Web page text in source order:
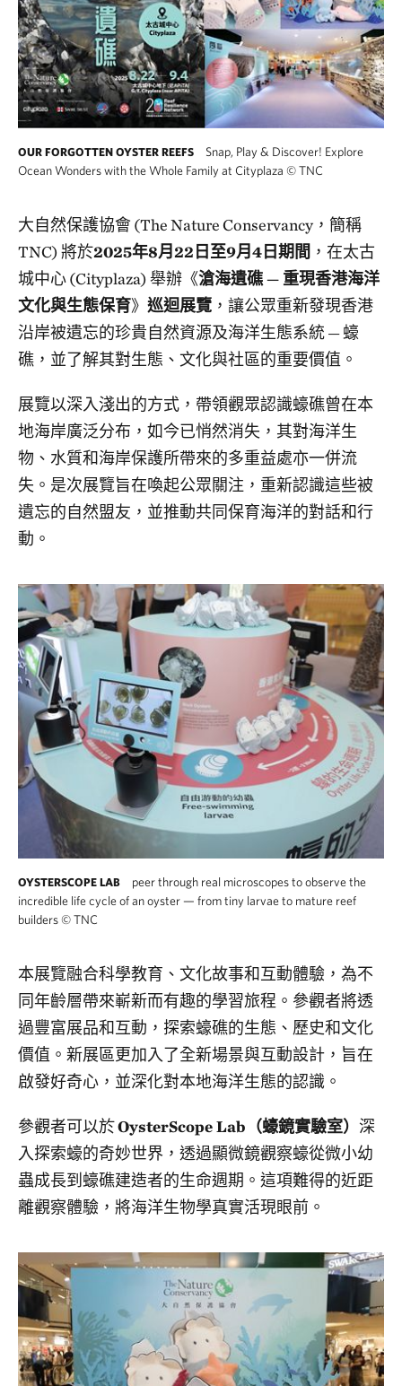
OUR FORGOTTEN OYSTER REEFS
Snap, Play & Discover! Explore
Ocean Wonders with the Whole Family at Cityplaza ©TNC
大自然保護協會 (The Nature Conservancy，簡稱
TNC) 將於2025年8月22日至9月4日期間 ，在太古
城中心 (Cityplaza) 舉辦《滄海遺礁 — 重現香港海洋
文化與生態保育》 巡迴展覽 ，讓公眾重新發現香港
沿岸被遺忘的珍貴自然資源及海洋生態系統 — 蠔
礁，並了解其對生態、文化與社區的重要價值。
展覽以深入淺出的方式，帶領觀眾認識蠔礁曾在本
地海岸廣泛分布，如今已悄然消失，其對海洋生
物、水質和海岸保護所帶來的多重益處亦一併流
失。是次展覽旨在喚起公眾關注，重新認識這些被
遺忘的自然盟友，並推動共同保育海洋的對話和行
動。
OYSTERSCOPE LAB
peer through real microscopes to observe the
incredible life cycle of an oyster — from tiny larvae to mature reef
builders©TNC
本展覽融合科學教育、文化故事和互動體驗，為不
同年齡層帶來嶄新而有趣的學習旅程。參觀者將透
過豐富展品和互動，探索蠔礁的生態、歷史和文化
價值。新展區更加入了全新場景與互動設計，旨在
啟發好奇心，並深化對本地海洋生態的認識。
參觀者可以於OysterScope Lab（蠔鏡實驗室） 深
入探索蠔的奇妙世界，透過顯微鏡觀察蠔從微小幼
蟲成長到蠔礁建造者的生命週期。這項難得的近距
離觀察體驗，將海洋生物學真實活現眼前。